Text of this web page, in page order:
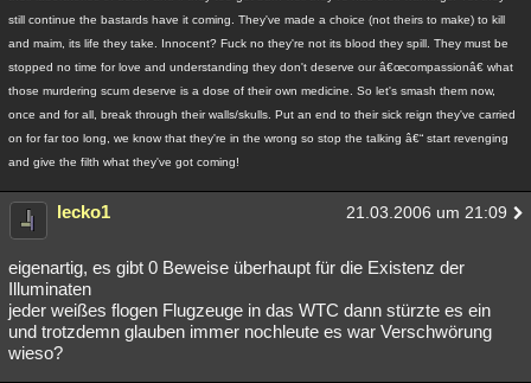
still continue the bastards have it coming. They've made a choice (not theirs to make) to kill
and maim, its life they take. Innocent? Fuck no they're not its blood they spill. They must be
stopped no time for love and understanding they don't deserve our â€œcompassionâ€ what
those murdering scum deserve is a dose of their own medicine. So let's smash them now,
once and for all, break through their walls/skulls. Put an end to their sick reign they've carried
on for far too long, we know that they're in the wrong so stop the talking â€“ start revenging
and give the filth what they've got coming!
lecko1 21.03.2006 um 21:09
eigenartig, es gibt 0 Beweise überhaupt für die Existenz der
Illuminaten
jeder weißes flogen Flugzeuge in das WTC dann stürzte es ein
und trotzdemn glauben immer nochleute es war Verschwörung
wieso?